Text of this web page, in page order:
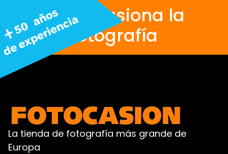
Nos apasiona la
fotografía
La tienda de fotografía más grande de
Europa